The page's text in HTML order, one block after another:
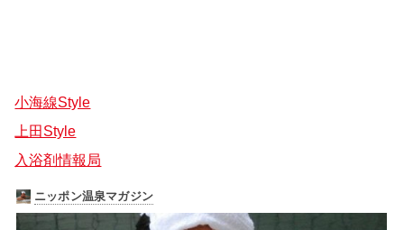
小海線Style
上田Style
入浴剤情報局